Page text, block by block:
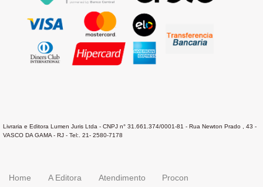
Livraria e Editora Lumen Juris Ltda - CNPJ n° 31.661.374/0001-81 - Rua Newton Prado , 43 -
VASCO DA GAMA - RJ - Tel:. 21- 2580-7178
Home A Editora Atendimento Procon